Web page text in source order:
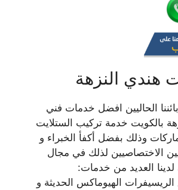
هندي النزهة
الحاليين افضل خدمات فني
بالكويت خدمة تركيب الستلايت
وذلك بفضل أكفأ الخبراء و
الاختصاصيين لذلك في مجال
لدينا العديد من خدمات:
الهيوماكس الحديثة و